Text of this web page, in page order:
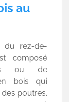
au
du rez-de-
composé
ou de
bois qui
poutres.